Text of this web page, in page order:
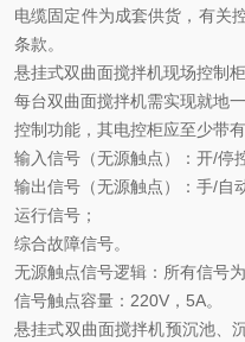
电缆固定件为成套供货，有关
条款。
悬挂式双曲面搅拌机现场控制
每台双曲面搅拌机需实现就地
控制功能，其电控柜应至少带
输入信号（无源触点）：开/停
输出信号（无源触点）：手/自
运行信号；
综合故障信号。
无源触点信号逻辑：所有信号
信号触点容量： 220V ， 5A。
悬挂式双曲面搅拌机预沉池、